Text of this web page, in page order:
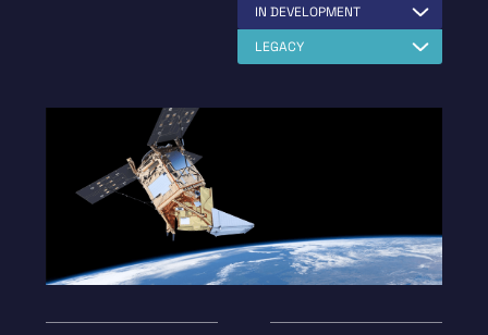
IN DEVELOPMENT
LEGACY